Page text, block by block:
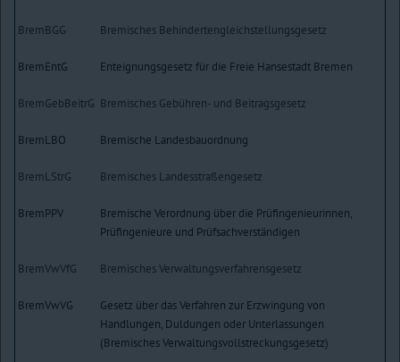
BremBGG Bremisches Behindertengleichstellungsgesetz
BremEntG Enteignungsgesetz für die Freie Hansestadt Bremen
BremGebBeitrG Bremisches Gebühren- und Beitragsgesetz
BremLBO Bremische Landesbauordnung
BremLStrG Bremisches Landesstraßengesetz
BremPPV
Bremische Verordnung über die Prüfingenieurinnen,
Prüfingenieure und Prüfsachverständigen
BremVwVfG Bremisches Verwaltungsverfahrensgesetz
BremVwVG
Gesetz über das Verfahren zur Erzwingung von
Handlungen, Duldungen oder Unterlassungen
(Bremisches Verwaltungsvollstreckungsgesetz)